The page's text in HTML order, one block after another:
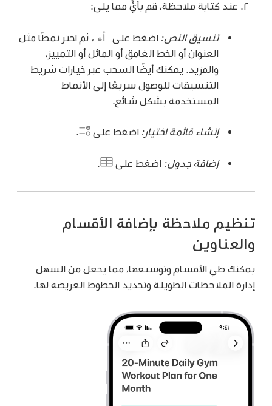
عند كتابة ملاحظة، قم بأيٍّ مما يلي:
تنسيق النص: اضغط على ، ثم اختر نمطًا مثل
العنوان أو الخط الغامق أو المائل أو التمييز،
والمزيد. يمكنك أيضًا السحب عبر خيارات شريط
التنسيقات للوصول سريعًا إلى الأنماط
المستخدمة بشكل شائع.
إنشاء قائمة اختيار: اضغط على
إضافة جدول: اضغط على
تنظيم ملاحظة بإضافة الأقسام
والعناوين
يمكنك طي الأقسام وتوسيعها، مما يجعل من السهل
إدارة الملاحظات الطويلة وتحديد الخطوط العريضة لها.